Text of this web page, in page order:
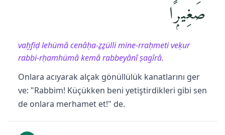
صَغِيرًۭا
vaḫfiḍ lehümâ cenâḥa-ẕẕülli mine-rraḥmeti veḳur
rabbi-rḥamhümâ kemâ rabbeyânî ṣagîrâ.
Onlara acıyarak alçak gönüllülük kanatlarını ger
ve: "Rabbim! Küçükken beni yetiştirdikleri gibi sen
de onlara merhamet et!" de.